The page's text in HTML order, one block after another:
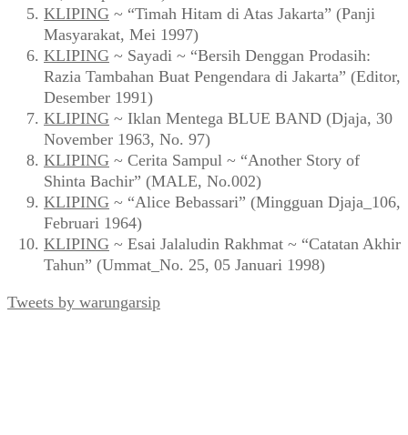
KLIPING ~ “Timah Hitam di Atas Jakarta” (Panji
Masyarakat, Mei 1997)
KLIPING ~ Sayadi ~ “Bersih Denggan Prodasih:
Razia Tambahan Buat Pengendara di Jakarta” (Editor,
Desember 1991)
KLIPING ~ Iklan Mentega BLUE BAND (Djaja, 30
November 1963, No. 97)
KLIPING ~ Cerita Sampul ~ “Another Story of
Shinta Bachir” (MALE, No.002)
KLIPING ~ “Alice Bebassari” (Mingguan Djaja_106,
Februari 1964)
KLIPING ~ Esai Jalaludin Rakhmat ~ “Catatan Akhir
Tahun” (Ummat_No. 25, 05 Januari 1998)
Tweets by warungarsip